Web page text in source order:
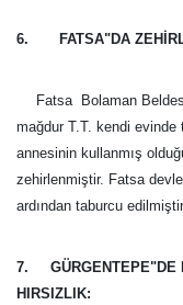
6. FATSA"DA
Fatsa  Bolaman
mağdur T.T. kendi evinde
annesinin kullanmış
zehirlenmiştir. Fatsa
ardından taburcu
7. GÜRGENTEPE"DE
HIRSIZLIK: